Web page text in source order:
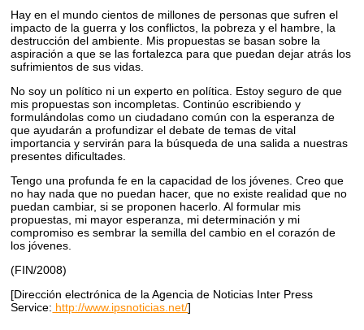
Hay en el mundo cientos de millones de personas que sufren el
impacto de la guerra y los conflictos, la pobreza y el hambre, la
destrucción del ambiente. Mis propuestas se basan sobre la
aspiración a que se las fortalezca para que puedan dejar atrás los
sufrimientos de sus vidas.
No soy un político ni un experto en política. Estoy seguro de que
mis propuestas son incompletas. Continúo escribiendo y
formulándolas como un ciudadano común con la esperanza de
que ayudarán a profundizar el debate de temas de vital
importancia y servirán para la búsqueda de una salida a nuestras
presentes dificultades.
Tengo una profunda fe en la capacidad de los jóvenes. Creo que
no hay nada que no puedan hacer, que no existe realidad que no
puedan cambiar, si se proponen hacerlo. Al formular mis
propuestas, mi mayor esperanza, mi determinación y mi
compromiso es sembrar la semilla del cambio en el corazón de
los jóvenes.
(FIN/2008)
[Dirección electrónica de la Agencia de Noticias Inter Press
Service: http://www.ipsnoticias.net/]